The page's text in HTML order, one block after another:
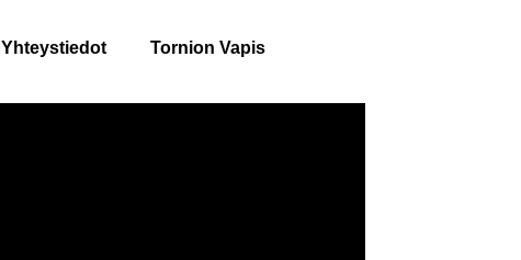
Yhteystiedot Tornion Vapis